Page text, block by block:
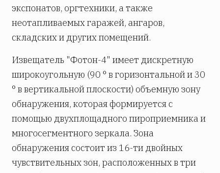
экспонатов, оргтехники, а также
неотапливаемых гаражей, ангаров,
складских и других помещений.
Извещатель "Фотон-4" имеет дискретную
широкоугольную (90 ° в горизонтальной и 30
° в вертикальной плоскости) объемную зону
обнаружения, которая формируется с
помощью двухплощадного пироприемника и
многосегментного зеркала. Зона
обнаружения состоит из 16-ти двойных
чувствительных зон, расположенных в три